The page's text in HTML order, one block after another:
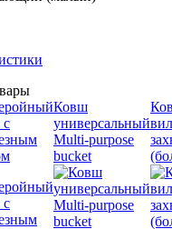
с
Ковш
универсальный
Multi-purpose
bucket